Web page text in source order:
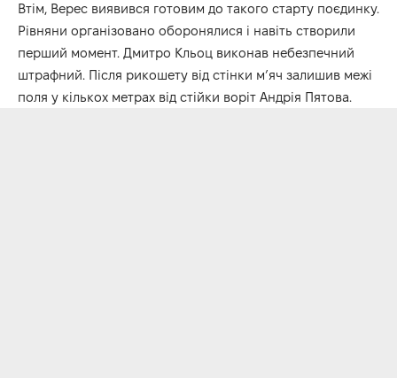
Втім, Верес виявився готовим до такого старту поєдинку.
Рівняни організовано оборонялися і навіть створили
перший момент. Дмитро Кльоц виконав небезпечний
штрафний. Після рикошету від стінки м’яч залишив межі
поля у кількох метрах від стійки воріт Андрія Пятова.